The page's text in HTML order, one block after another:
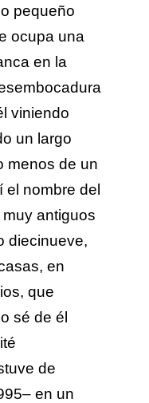
pequeño
ocupa una
en la
viniendo
un largo
menos de un
el nombre del
antiguos
diecinueve,
en
que
sé de él
de
en un